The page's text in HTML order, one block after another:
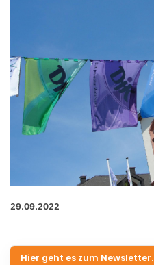
29.09.2022
Hier geht es zum Newsletter.